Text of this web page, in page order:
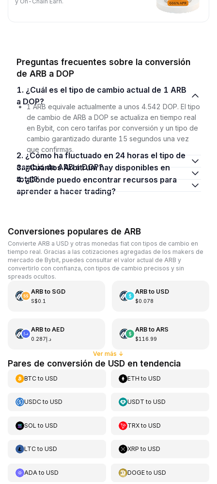
Preguntas frecuentes sobre la conversión
de ARB a DOP
1. ¿Cuál es el tipo de cambio actual de 1 ARB
a DOP?
1 ARB equivale actualmente a unos 4.542 DOP. El tipo
de cambio de ARB a DOP se actualiza en tiempo real
en Bybit, con cero tarifas por conversión y un tipo de
cambio garantizado durante 15 segundos una vez
que confirmas.
2. ¿Cómo ha fluctuado en 24 horas el tipo de
cambio de ARB a DOP?
3. ¿Cuántos Arbitrum hay disponibles en
total?
4. ¿Dónde puedo encontrar recursos para
aprender a hacer trading?
Conversiones populares de ARB
Convierte ARB a USD y otras monedas fiat con tipos de cambio en
tiempo real. Gracias a las cotizaciones agregadas de los makers de
mercado de Bybit, puedes consultar el valor actual de ARB y
convertirlo con confianza, con tipos de cambio precisos y sin
spreads ocultos.
ARBto SGD
S$0.1
ARBto USD
$0.078
ARBto AED
د.إ0.287
ARBto ARS
$116.99
Ver más ↓
Pares de conversión de USD en tendencia
BTCto USD ETH toUSD
USDCto USD USDT toUSD
SOL to USD TRXtoUSD
LTCto USD XRP toUSD
ADA to USD DOGEtoUSD